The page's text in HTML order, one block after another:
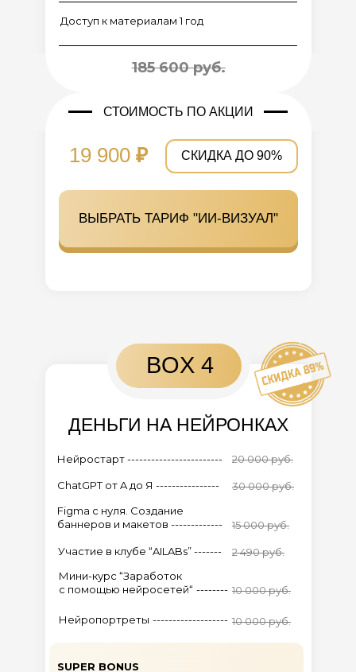
185 600 руб.
19 900 ₽
ВЫБРАТЬ ТАРИФ "ИИ-ВИЗУАЛ"
СКИДКА ДО 90%
Доступ к материалам 1 год
СТОИМОСТЬ ПО АКЦИИ
BOX 4
ДЕНЬГИ НА НЕЙРОНКАХ
20 000 руб.
30 000 руб.
2 490 руб.
10 000 руб.
10 000 руб.
15 000 руб.
Нейростарт ------------------------
ChatGPT от A до Я ----------------
Участие в клубе “AILABs” -------
Мини-курс “Заработок
с помощью нейросетей“ --------
Нейропортреты -------------------
Figma c нуля. Создание
баннеров и макетов -------------
SUPER BONUSМЕТОДИЧЕСКИЕ ПОСОБИЯ